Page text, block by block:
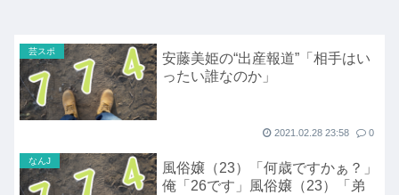
芸スポ
安藤美姫の“出産報道”「相手はい
ったい誰なのか」
2021.02.28 23:58 0
なんJ
風俗嬢（23）「何歳ですかぁ？」
俺「26です」風俗嬢（23）「弟